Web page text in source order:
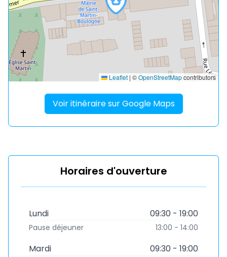
Leaflet | ©OpenStreetMapcontributors
Voir itinéraire sur Google Maps
Horaires d'ouverture
Lundi 09:30 - 19:00
Pause déjeuner 13:00 - 14:00
Mardi 09:30 - 19:00